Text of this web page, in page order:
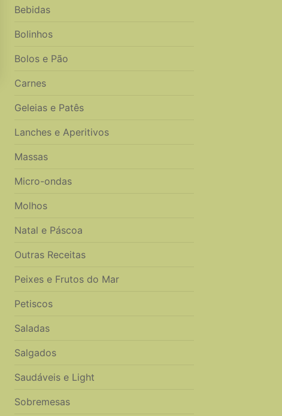
Bebidas
Bolinhos
Bolos e Pão
Carnes
Geleias e Patês
Lanches e Aperitivos
Massas
Micro-ondas
Molhos
Natal e Páscoa
Outras Receitas
Peixes e Frutos do Mar
Petiscos
Saladas
Salgados
Saudáveis e Light
Sobremesas